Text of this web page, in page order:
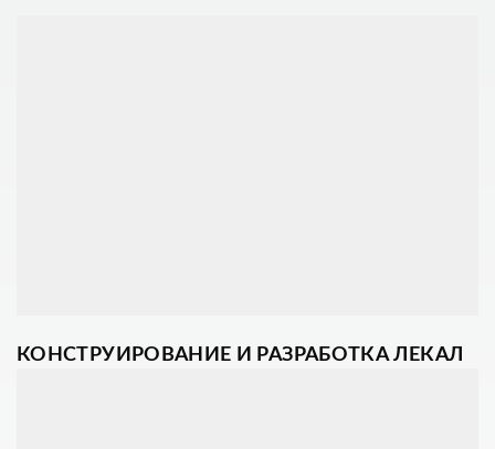
КОНСТРУИРОВАНИЕ И РАЗРАБОТКА ЛЕКАЛ